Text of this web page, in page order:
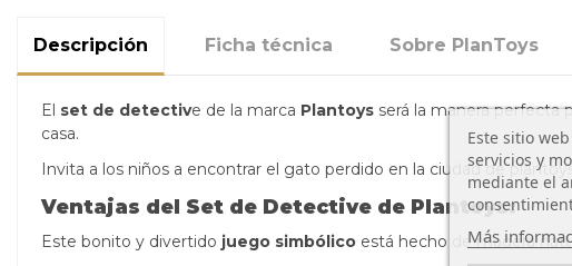
Descripción Ficha técnica Sobre PlanToys
El set de detective de la marca Plantoys será la manera perfecta
casa.
Invita a los niños a encontrar el gato perdido en la ciudad de
Ventajas del Set de Detective de Plantoys:
Este bonito y divertido juego simbólico está hecho de madera
Este sitio
servicios y
mediante el
Más